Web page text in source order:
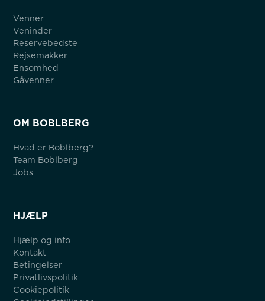
Venner
Veninder
Reservebedste
Rejsemakker
Ensomhed
Gåvenner
OM BOBLBERG
Hvad er Boblberg?
Team Boblberg
Jobs
HJÆLP
Hjælp og info
Kontakt
Betingelser
Privatlivspolitik
Cookiepolitik